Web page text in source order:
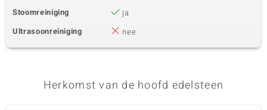
Stoomreiniging
ja
Ultrasoonreiniging
nee
Herkomst van de hoofd edelsteen